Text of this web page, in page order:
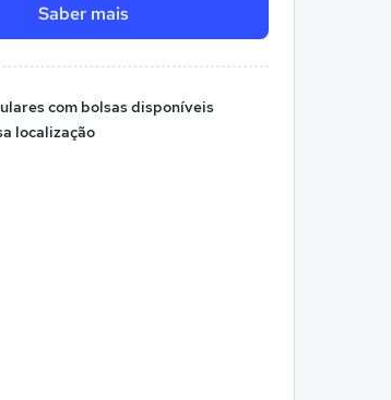
Saber mais
com bolsas disponíveis
localização